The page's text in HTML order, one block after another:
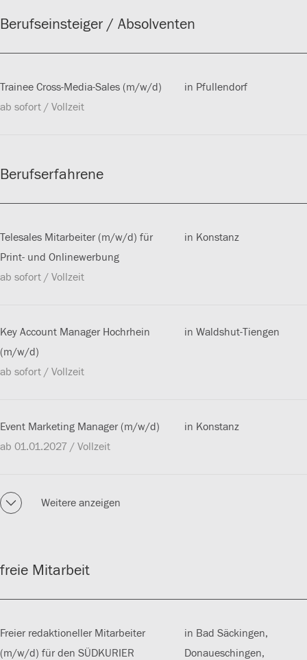
Berufseinsteiger / Absolventen
Trainee Cross-Media-Sales (m/w/d)
ab sofort / Vollzeit
in Pfullendorf
Berufserfahrene
Telesales Mitarbeiter (m/w/d) für
Print- und Onlinewerbung
ab sofort / Vollzeit
in Konstanz
Key Account Manager Hochrhein
(m/w/d)
ab sofort / Vollzeit
in Waldshut-Tiengen
Event Marketing Manager (m/w/d)
ab 01.01.2027 / Vollzeit
in Konstanz
Weitere anzeigen
freie Mitarbeit
Freier redaktioneller Mitarbeiter
(m/w/d) für den SÜDKURIER
in Bad Säckingen,
Donaueschingen,